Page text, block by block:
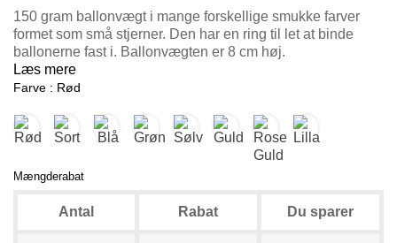
150 gram ballonvægt i mange forskellige smukke farver
formet som små stjerner. Den har en ring til let at binde
ballonerne fast i. Ballonvægten er 8 cm høj.
Læs mere
Farve : Rød
Mængderabat
Antal Rabat Du sparer